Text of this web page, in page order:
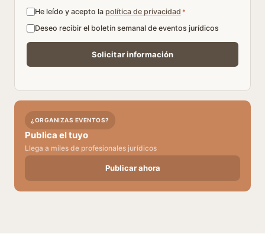
He leído y acepto la política de privacidad *
Deseo recibir el boletín semanal de eventos jurídicos
¿ORGANIZAS EVENTOS?
Publica el tuyo
Llega a miles de profesionales jurídicos
Publicar ahora